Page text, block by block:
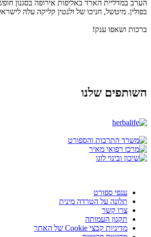
בפולין. מיטשל, חניכו של ולנטין קליקה עלה
ברכות ושאפו ענק!
השותפים שלנו
ענפי ספורט
תלונה על הטרדה מינית
צרו קשר
תקנון העמותה
מדיניות קבצי Cookie של האתר